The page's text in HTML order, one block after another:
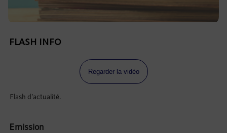
FLASH INFO
Regarder la vidéo
Flash d'actualité.
Emission